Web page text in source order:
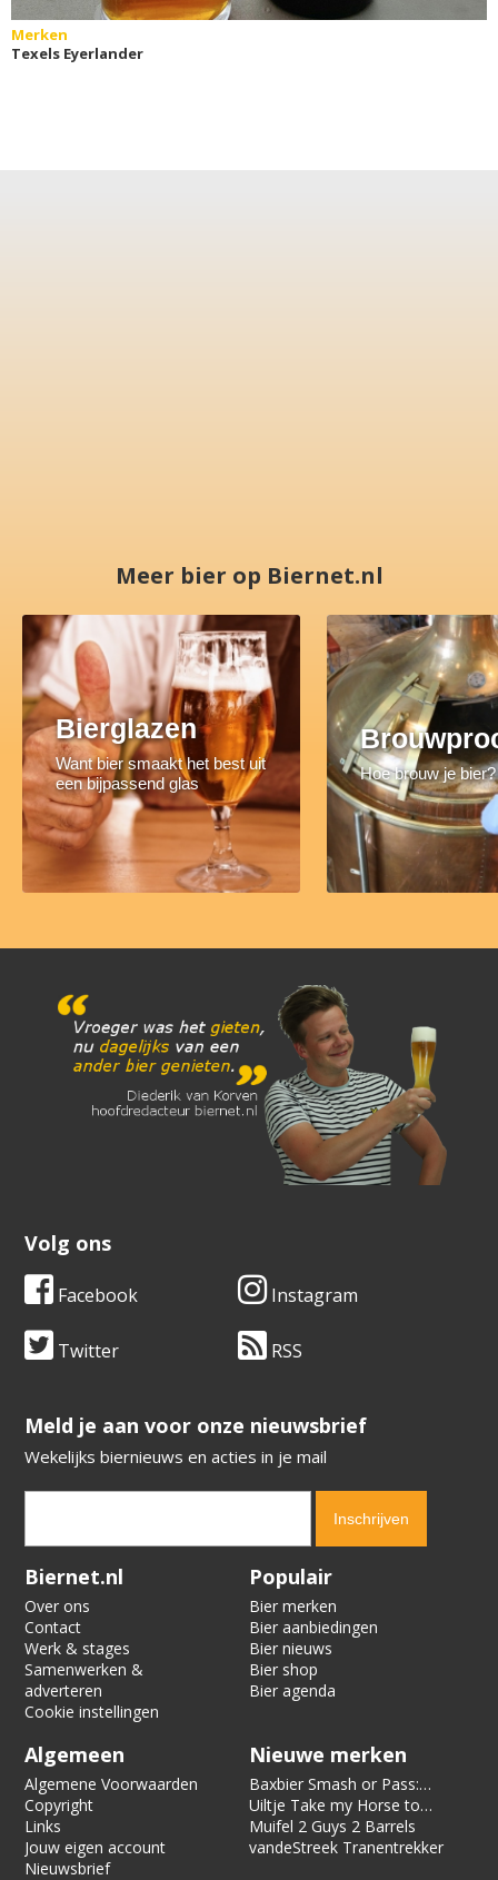
Merken
Texels Eyerlander
Meer bier op Biernet.nl
Bierglazen
Want bier smaakt het best uit
een bijpassend glas
Hoe brouw je bier?
Volg ons
Facebook Instagram
Twitter RSS
​​​​​​​Meld je aan voor onze nieuwsbrief
Wekelijks biernieuws en acties in je mail
Verification code:
Biernet.nl
Over ons
Contact
Werk & stages
Samenwerken &
adverteren
Cookie instellingen
Populair
Bier merken
Bier aanbiedingen
Bier nieuws
Bier shop
Bier agenda
Algemeen
Algemene Voorwaarden
Copyright
Links
Jouw eigen account
Nieuwsbrief
Nieuwe merken
Baxbier Smash or Pass:
Strata
Uiltje Take my Horse to
the Hotel Room
Muifel 2 Guys 2 Barrels
vandeStreek Tranentrekker